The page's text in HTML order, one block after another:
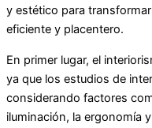
y estético para
eficiente y placentero.
En primer lugar, el
ya que los estudios de
considerando factores
iluminación, la ergonomía